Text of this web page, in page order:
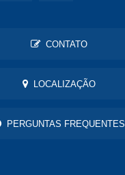
CONTATO
LOCALIZAÇÃO
PERGUNTAS FREQUENTES